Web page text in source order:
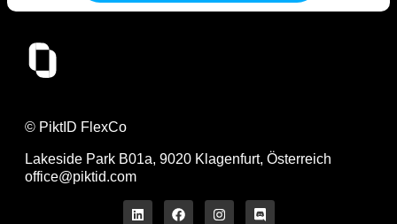
© PiktID FlexCo
Lakeside Park B01a, 9020 Klagenfurt, Österreich
office@piktid.com